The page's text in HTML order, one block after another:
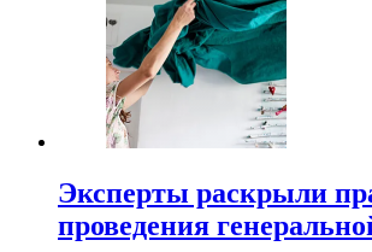
Эксперты раскрыли
проведения